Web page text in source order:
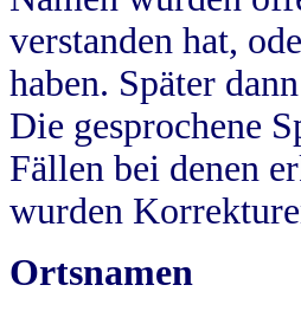
verstanden hat,
haben. Später
Die gesprochene
Fällen bei denen
wurden
Ortsnamen